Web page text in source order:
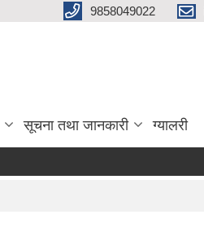
9858049022
सूचना तथा जानकारी ग्यालरी